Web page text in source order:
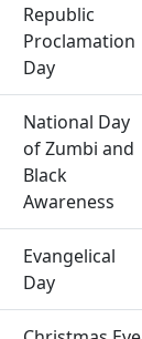
Republic
Proclamation
Day
National Day
of Zumbi and
Black
Awareness
Evangelical
Day